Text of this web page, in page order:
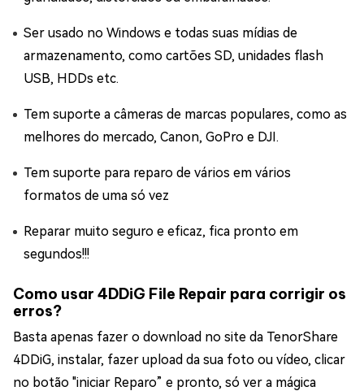
Ser usado no Windows e todas suas mídias de
armazenamento, como cartões SD, unidades flash
USB, HDDs etc.
Tem suporte a câmeras de marcas populares, como as
melhores do mercado, Canon, GoPro e DJI.
Tem suporte para reparo de vários em vários
formatos de uma só vez
Reparar muito seguro e eficaz, fica pronto em
segundos!!!
Como usar 4DDiG File Repair para corrigir os
erros?
Basta apenas fazer o download no site da TenorShare
4DDiG, instalar, fazer upload da sua foto ou vídeo, clicar
no botão "iniciar Reparo” e pronto, só ver a mágica